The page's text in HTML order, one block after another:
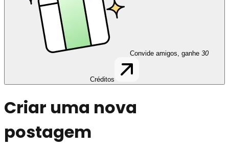
Convide amigos, ganhe 30
Créditos
Criar uma nova
postagem